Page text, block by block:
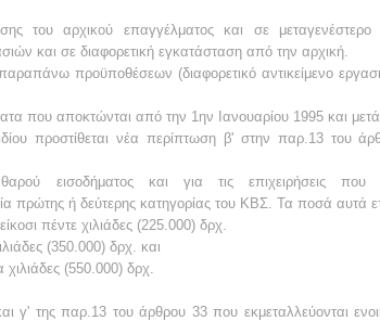
του αρχικού
επαγγέλματος και σε μεταγενέστερο
και σε διαφορετική εγκατάσταση από την αρχική.
προϋποθέσεων (διαφορετικό αντικείμενο
που αποκτώνται από την 1ην Ιανουαρίου 1995 και μετά.
προστίθεται νέα περίπτωση β' στην παρ.13 του
εισοδήματος
και για τις επιχειρήσεις που
πρώτης ή δεύτερης κατηγορίας του ΚΒΣ. Τα ποσά αυτά
πέντε χιλιάδες (225.000) δρχ.
(350.000) δρχ. και
(550.000) δρχ.
γ' της παρ.13 του άρθρου 33 που εκμεταλλεύονται